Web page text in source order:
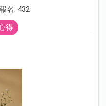
名: 432
得